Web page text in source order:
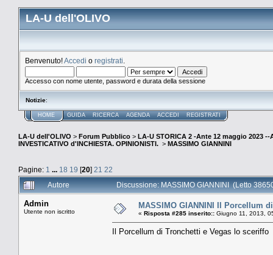
LA-U dell'OLIVO
Benvenuto!Accedi o registrati
Accesso con nome utente, password e durata della sessione
Notizie:
HOME GUIDA RICERCA AGENDA ACCEDI REGISTRATI
LA-U dell'OLIVO > Forum Pubblico > LA-U STORICA 2 -Ante 12 maggio 2023 --
INVESTICATIVO d'INCHIESTA. OPINIONISTI. > MASSIMO GIANNINI
Pagine: 1 ... 18 19 [20] 21 22
Autore
Discussione: MASSIMO GIANNINI (Letto
Admin
Utente non iscritto
MASSIMO GIANNINI Il Porcellum
« Risposta #285 inserito:: Giugno 11, 2013,
Il Porcellum di Tronchetti e Vegas lo sceriffo